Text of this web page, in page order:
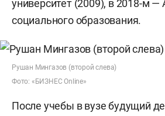
университет (2009), в 2018-м
социального образования.
Рушан Мингазов (второй слева)
Фото: «БИЗНЕС Online»
После учебы в вузе будущий